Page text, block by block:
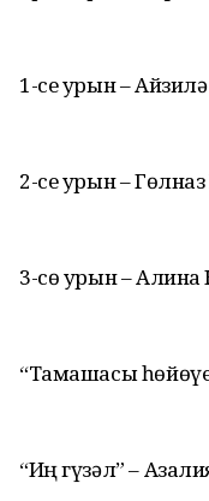
1-се урын –
2-се урын –
3-сө урын –
“Тамашасы
“Иң гүзәл” –